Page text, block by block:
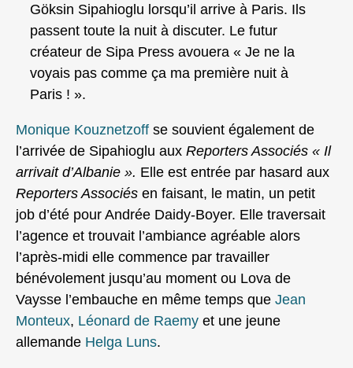
Göksin Sipahioglu lorsqu’il arrive à Paris. Ils
passent toute la nuit à discuter. Le futur
créateur de Sipa Press avouera « Je ne la
voyais pas comme ça ma première nuit à
Paris ! ».
Monique Kouznetzoff se souvient également de
l’arrivée de Sipahioglu aux Reporters Associés « Il
arrivait d’Albanie ». Elle est entrée par hasard aux
Reporters Associés en faisant, le matin, un petit
job d’été pour Andrée Daidy-Boyer. Elle traversait
l’agence et trouvait l’ambiance agréable alors
l’après-midi elle commence par travailler
bénévolement jusqu’au moment ou Lova de
Vaysse l’embauche en même temps que Jean
Monteux, Léonard de Raemy et une jeune
allemande Helga Luns.